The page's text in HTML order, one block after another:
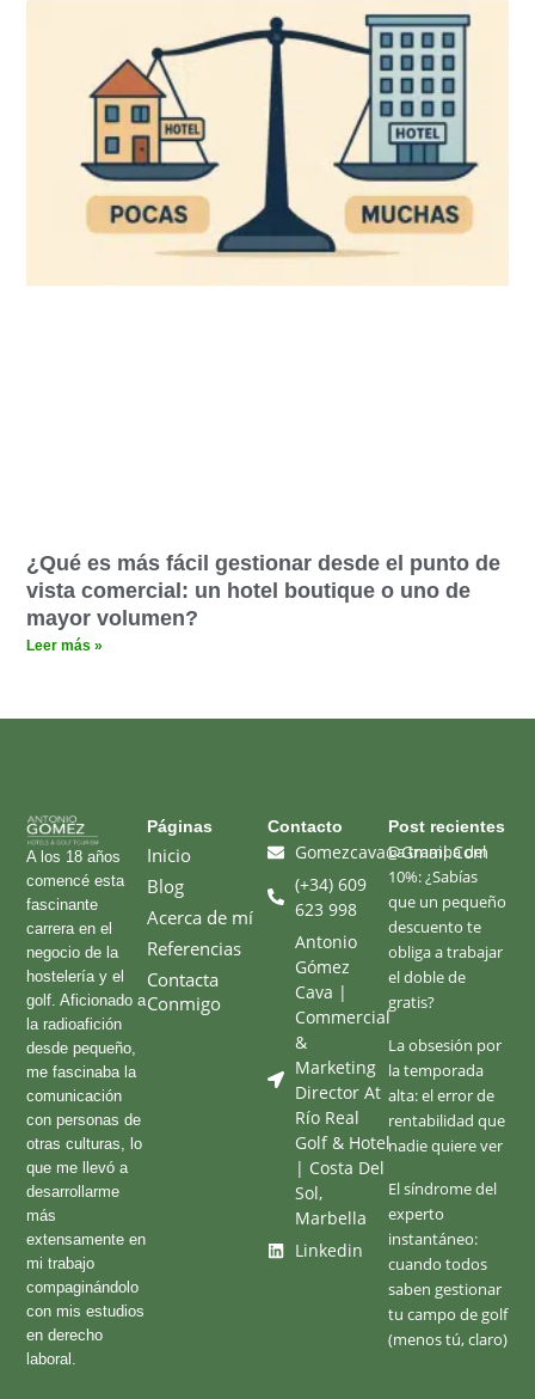
¿Qué es más fácil gestionar desde el punto de
vista comercial: un hotel boutique o uno de
mayor volumen?
Leer más »
A los 18 años
comencé esta
fascinante
carrera en el
negocio de la
hostelería y el
golf. Aficionado a
la radioafición
desde pequeño,
me fascinaba la
comunicación
con personas de
otras culturas, lo
que me llevó a
desarrollarme
más
extensamente en
mi trabajo
compaginándolo
con mis estudios
en derecho
laboral.
Páginas​
Inicio
Blog
Acerca de mí
Referencias
Contacta
Conmigo
Contacto
Gomezcava@gmail.com
(+34) 609
623 998
Antonio
Gómez
Cava |
Commercial
&
Marketing
Director At
Río Real
Golf & Hotel
| Costa Del
Sol,
Marbella
Linkedin
Post recientes
La trampa del
10%: ¿Sabías
que un pequeño
descuento te
obliga a trabajar
el doble de
gratis?
La obsesión por
la temporada
alta: el error de
rentabilidad que
nadie quiere ver
El síndrome del
experto
instantáneo:
cuando todos
saben gestionar
tu campo de golf
(menos tú, claro)